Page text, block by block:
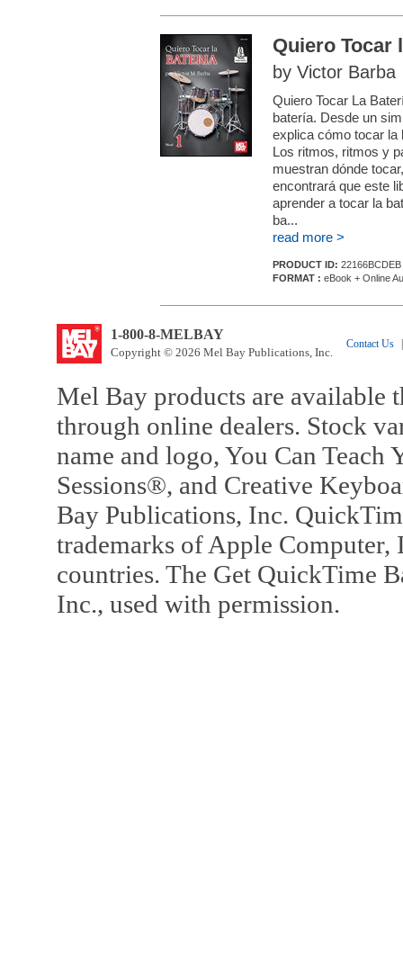
Quiero Tocar
by Victor Barba
Quiero Tocar La
batería. Desde un
explica cómo tocar la
Los ritmos, ritmos y
muestran dónde
encontrará que este
aprender a tocar la
ba...
read more >
PRODUCT ID: 22166BCDEB
FORMAT : eBook + Online
1-800-8-MELBAY
Copyright © 2026 Mel Bay Publications, Inc.
Contact Us
Mel Bay products are available
through online dealers. Stock
name and logo, You Can
Sessions®, and Creative
Bay Publications, Inc.
trademarks of Apple Computer,
countries. The Get QuickTime
Inc., used with permission.